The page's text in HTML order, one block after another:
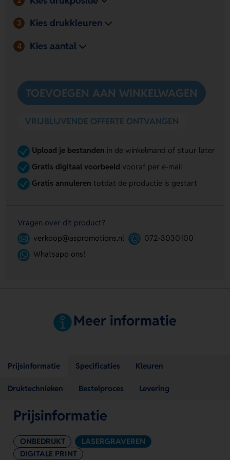
het etui en de frisse kleuren Zilver, Zwart en Blauw is
het een praktisch en opvallend item.
3 Kies drukkleuren
4 Kies aantal
TOEVOEGEN AAN WINKELWAGEN
VRIJBLIJVENDE OFFERTE ONTVANGEN
Upload je bestanden in de winkelmand of stuur later
Gratis digitaal voorbeeldvooraf per e-mail
Gratis annuleren totdat de productie is gestart
Vragen over dit product?
verkoop@aspromotions.nl
072-3030100
Whatsapp ons!
Meer informatie
Prijsinformatie Specificaties Kleuren
Druktechnieken Bestelproces Levering
Prijsinformatie
ONBEDRUKT
LASERGRAVEREN
DIGITALE PRINT